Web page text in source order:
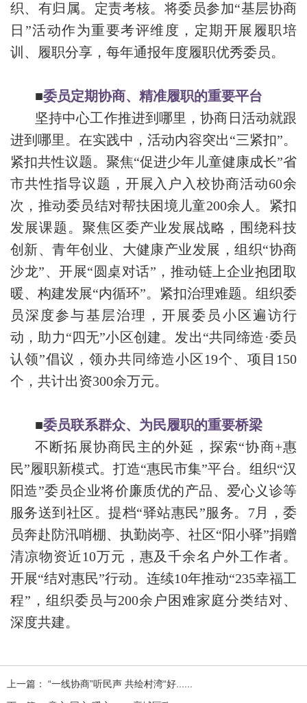
织、有归属。定责考核。将委员参加“基层协商
日”活动作为重要考评维度，定期开展履职培
训、履职分享，每年通报年度履职优秀委员。
■委员定期协商、精准履职的重要平台
坚持中心工作推进到哪里，协商日活动就跟
进到哪里。在实践中，活动内容突出“三紧扣”。
紧扣共性议题。聚焦“促进少年儿童健康成长”省
市共性指导议题，开展入户入校协商活动60余
次，推动委员结对帮扶困境儿童200余人。紧扣
发展课题。聚焦区委产业发展战略，围绕科技
创新、青年创业、大健康产业发展，组织“协商
沙龙”、开展“圆桌对话”，推动链上企业抱团取
暖、构建发展“内循环”。紧扣治理难题。组织委
员深度参与基层治理，开展委员小区遍访行
动，助力“四无”小区创建。发出“共同缔造·委员
认领”倡议，领办共同缔造小区19个、项目150
个，共计出资300余万元。
■委员联系群众、为民履职的重要桥梁
不断拓展协商民主的外延，探索“协商+惠
民”履职新模式。打造“惠民市集”平台。组织“汉
阳造”委员企业将价廉质优的产品、爱心义诊等
服务送到社区。提档“驿站惠民”服务。7月，委
员奔赴防汛哨棚、执勤岗亭、社区“阳小驿”捐赠
清凉物资近10万元，惠及千余名户外工作者。
开展“结对惠民”行动。连续10年推动“235幸福工
程”，组织委员与200余户困难家庭分类结对、
深度共建。
上一篇： “一线协商”听民声 共绘村湾“好......